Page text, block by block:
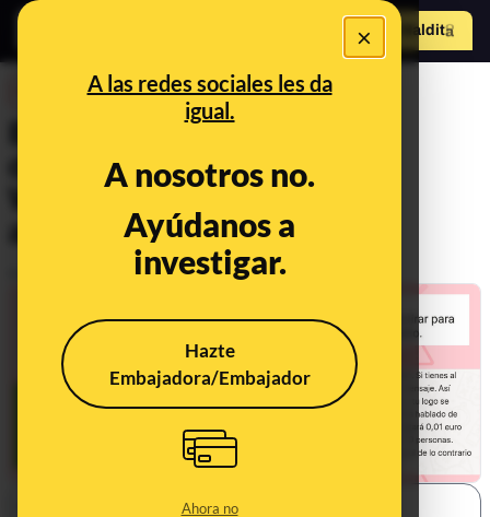
×
A las redes sociales les da
igual.
A nosotros no.
Ayúdanos a
investigar.
Hazte
Embajadora/Embajador
Ahora no
Hazte Maldito
Bulos, mitos y
desinformaciones sobre
WhatsApp y sus
actualizaciones
Feb 22, 2022, 3:34:40 PM